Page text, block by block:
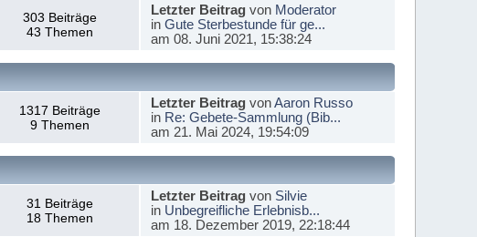
303 Beiträge
43 Themen
Letzter Beitragvon Moderator
in Gute Sterbestunde für ge...
am 08. Juni 2021, 15:38:24
1317 Beiträge
9 Themen
Letzter BeitragvonAaron Russo
in Re: Gebete-Sammlung (Bib...
am 21. Mai 2024, 19:54:09
31 Beiträge
18 Themen
Letzter Beitragvon Silvie
in Unbegreifliche Erlebnisb...
am 18. Dezember 2019, 22:18:44